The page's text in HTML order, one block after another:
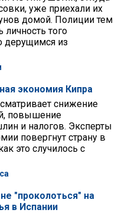
уже приехали их
домой. Полиции тем
того
дерущимся из
экономия Кипра
снижение
повышение
и налогов. Эксперты
повергнут страну в
это случилось с
"проколоться" на
в Испании